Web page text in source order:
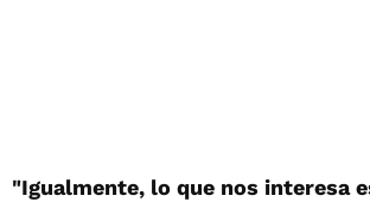
"Igualmente, lo que nos interesa